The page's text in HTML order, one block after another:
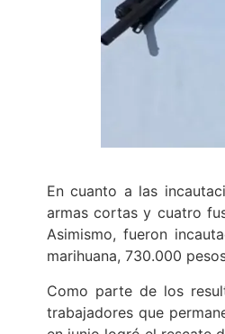
En cuanto a las
armas cortas y cuatro
Asimismo, fueron
marihuana, 730.000
Como parte de los
trabajadores que